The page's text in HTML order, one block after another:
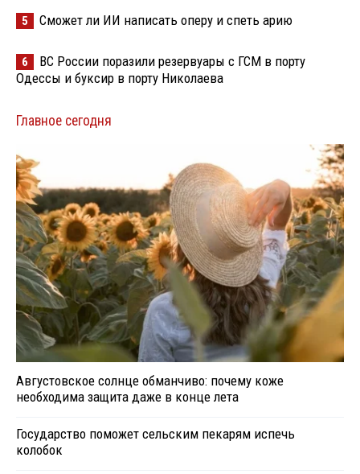
5 Сможет ли ИИ написать оперу и спеть арию
6
ВС России поразили резервуары с ГСМ в порту
Одессы и буксир в порту Николаева
Главное сегодня
Августовское солнце обманчиво: почему коже
необходима защита даже в конце лета
Государство поможет сельским пекарям испечь
колобок